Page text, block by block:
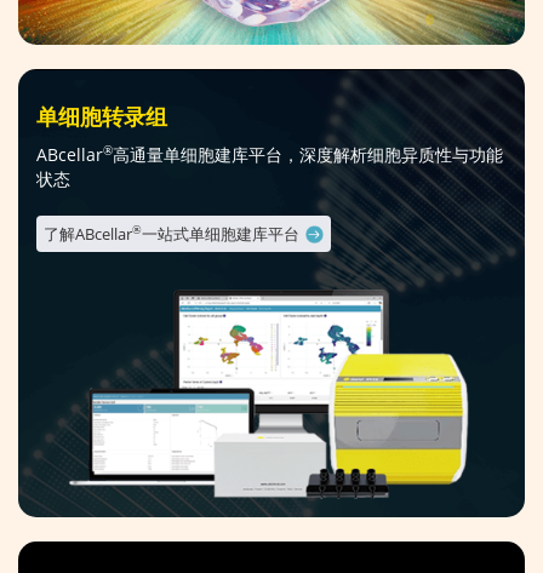
单细胞转录组
ABcellar®高通量单细胞建库平台，深度解析细胞异质性与功能
状态
了解ABcellar®一站式单细胞建库平台